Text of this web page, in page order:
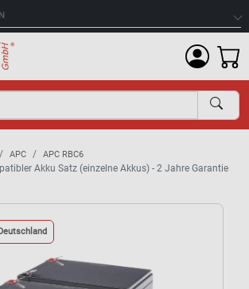
APC APC RBC6
Akku Satz (einzelne Akkus) - 2 Jahre Garantie